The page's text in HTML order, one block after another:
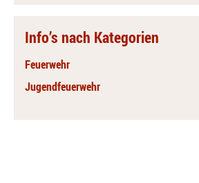
Info’s nach Kategorien
Feuerwehr
Jugendfeuerwehr